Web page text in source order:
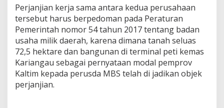
a
k
K
e
r
j
a
S
a
Perjanjian kerja sama antara kedua perusahaan
tersebut harus berpedoman pada Peraturan
Pemerintah nomor 54 tahun 2017 tentang badan
usaha milik daerah, karena dimana tanah seluas
72,5 hektare dan bangunan di terminal peti kemas
Kariangau sebagai pernyataan modal pemprov
Kaltim kepada perusda MBS telah di jadikan objek
perjanjian.